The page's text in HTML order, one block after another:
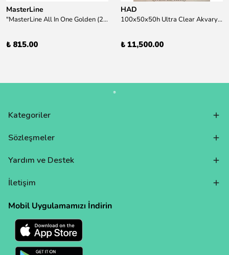
MasterLine
"MasterLine All In One Golden (200 ml) Daha yüksek zorluk derecesine sahip bitkiler için Özel formül Tam Besin "
₺ 815.00
HAD
100x50x50h Ultra Clear Akvaryum 10mm 90derece Birleşim /Sadece Otobüs Kargosu ile Gönderim Yapılır !
₺ 11,500.00
Kategoriler
Sözleşmeler
Yardım ve Destek
İletişim
Mobil Uygulamamızı İndirin